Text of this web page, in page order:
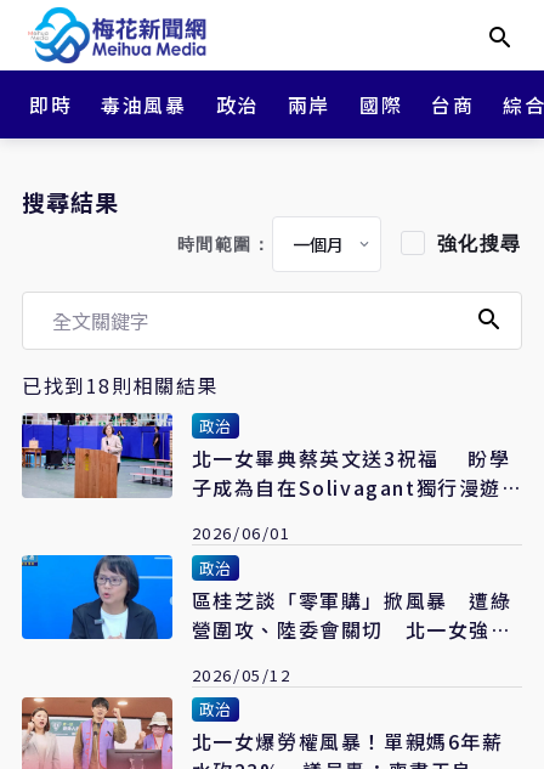
即時 毒油風暴 政治 兩岸 國際 台商 綜
搜尋結果
時間範圍： 強化搜尋
已找到18則相關結果
政治
北一女畢典蔡英文送3祝福 盼學
子成為自在Solivagant獨行漫遊
2026/06/01
政治
區桂芝談「零軍購」掀風暴 遭綠
營圍攻、陸委會關切 北一女強
2026/05/12
政治
北一女爆勞權風暴！單親媽6年薪